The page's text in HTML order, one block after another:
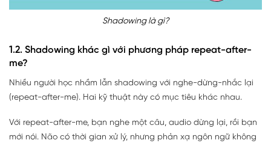
Shadowing là gì?
1.2. Shadowing khác gì với phương pháp repeat-after-
me?
Nhiều người học nhầm lẫn shadowing với nghe-dừng-nhắc lại
(repeat-after-me). Hai kỹ thuật này có mục tiêu khác nhau.
Với repeat-after-me, bạn nghe một câu, audio dừng lại, rồi bạn
mới nói. Não có thời gian xử lý, nhưng phản xạ ngôn ngữ không